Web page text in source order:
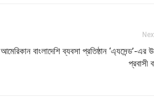
আমেরিকান বাংলাদেশি ব্যবসা প্রতিষ্ঠান ‘এ্যসেন্ড’-এর
প্রবাসী